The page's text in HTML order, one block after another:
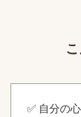
✅ 自分の